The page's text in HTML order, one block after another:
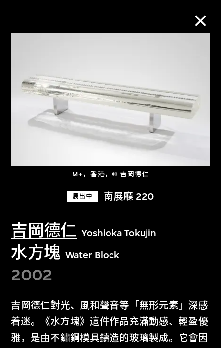
M+，香港，© 吉岡德仁
展出中 南展廳 220
吉岡德仁 Yoshioka Tokujin
水方塊 Water Block
2002
吉岡德仁對光、風和聲音等「無形元素」深感
着迷。《水方塊》這件作品充滿動感、輕盈優
雅，是由不鏽鋼模具鑄造的玻璃製成。它會因
进一步筛选
文化藏品。